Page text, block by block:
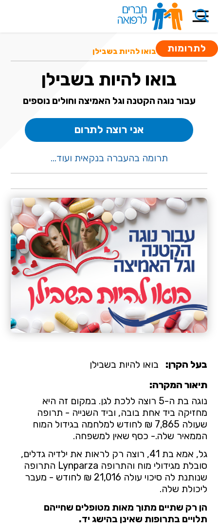
לתרומות
קרנות סיוע / בואו להיות בשבילן
בואו להיות בשבילן
עבור נוגה הקטנה וגל האמיצה וחולים נוספים
אני רוצה לתרום
תרומה בהעברה בנקאית ועוד...
בעל הקרן:
בואו להיות בשבילן
תיאור המקרה:
נוגה בת ה-5 רוצה ללכת לגן. במקום זה היא
מחזיקה ביד אחת בובה, וביד השנייה - תרופה
שעולה 7,865 ₪ לחודש למלחמה בגידול המוח
הממאיר שלה.- כסף שאין למשפחה.
גל, אמא בת 41, רוצה רק לראות את ילדיה גדלים,
סובלת מגידולי מוח והתרופה Lynparza התרופה
שנותנת לה סיכוי עולה 21,016 ₪ לחודש - מעבר
ליכולת שלה.
הן רק שתיים מתוך מאות מטופלים שחייהם
תלויים בתרופות שאינן בהישג יד.